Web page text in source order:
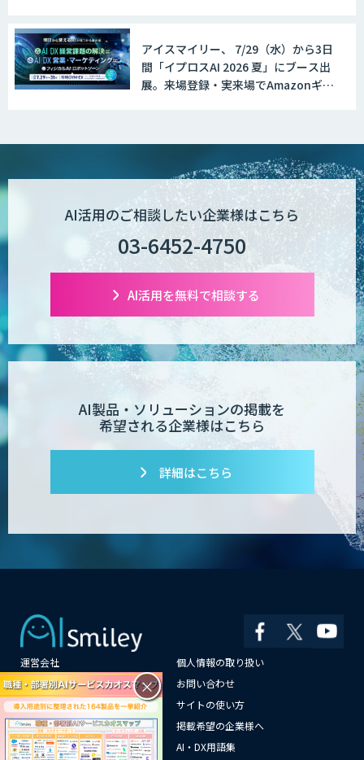
アイスマイリー、 7/29（水）から3日
間「イプロスAI 2026 夏」にブース出
展。来場登録・実来場でAmazonギフ
AI活用のご相談したい企業様はこちら
03-6452-4750
AI活用を無料で相談する
AI製品・ソリューションの掲載を
希望される企業様はこちら
詳細はこちら
運営会社
個人情報の取り扱い
よくある質問
お問い合わせ
メールマガジン登録
サイトの使い方
情報提供はこちらから
掲載希望の企業様へ
AI企業一覧
AI・DX用語集
×